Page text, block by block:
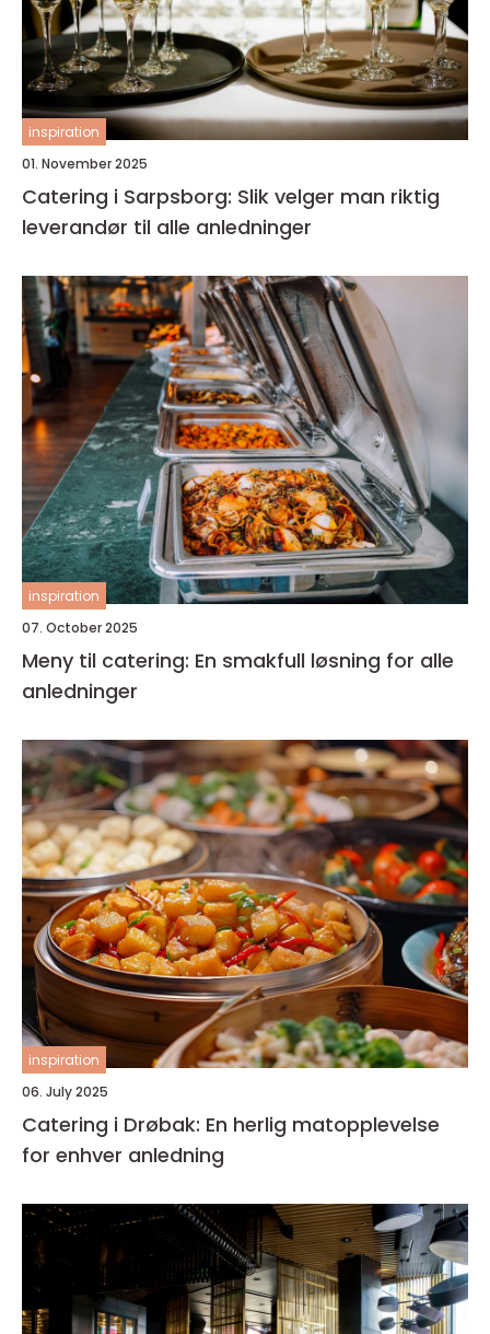
inspiration
01. November 2025
Catering i Sarpsborg: Slik velger man riktig
leverandør til alle anledninger
inspiration
07. October 2025
Meny til catering: En smakfull løsning for alle
anledninger
inspiration
06. July 2025
Catering i Drøbak: En herlig matopplevelse
for enhver anledning